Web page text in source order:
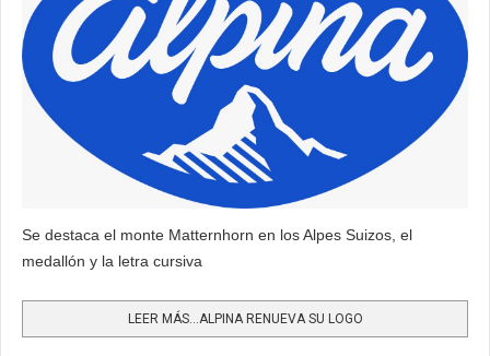
Se destaca el monte Matternhorn en los Alpes Suizos, el
medallón y la letra cursiva
LEER MÁS…ALPINA RENUEVA SU LOGO